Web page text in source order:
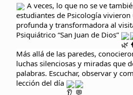
A veces, lo que no se ve
estudiantes de Psicología
profunda y transformadora al
Psiquiátrico “San Juan de Dios”
Más allá de las paredes,
luchas silenciosas y miradas que
palabras. Escuchar, observar y
lección del día